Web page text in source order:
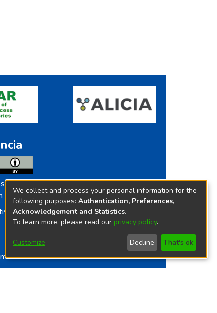
los contenidos de repositorio.ins.gob.pe
licenciados bajo
Commoms License
We collect and process your personal information for the
following purposes: Authentication, Preferences,
Acknowledgement and Statistics.
To learn more, please read our privacy policy.
Customize Decline That's ok